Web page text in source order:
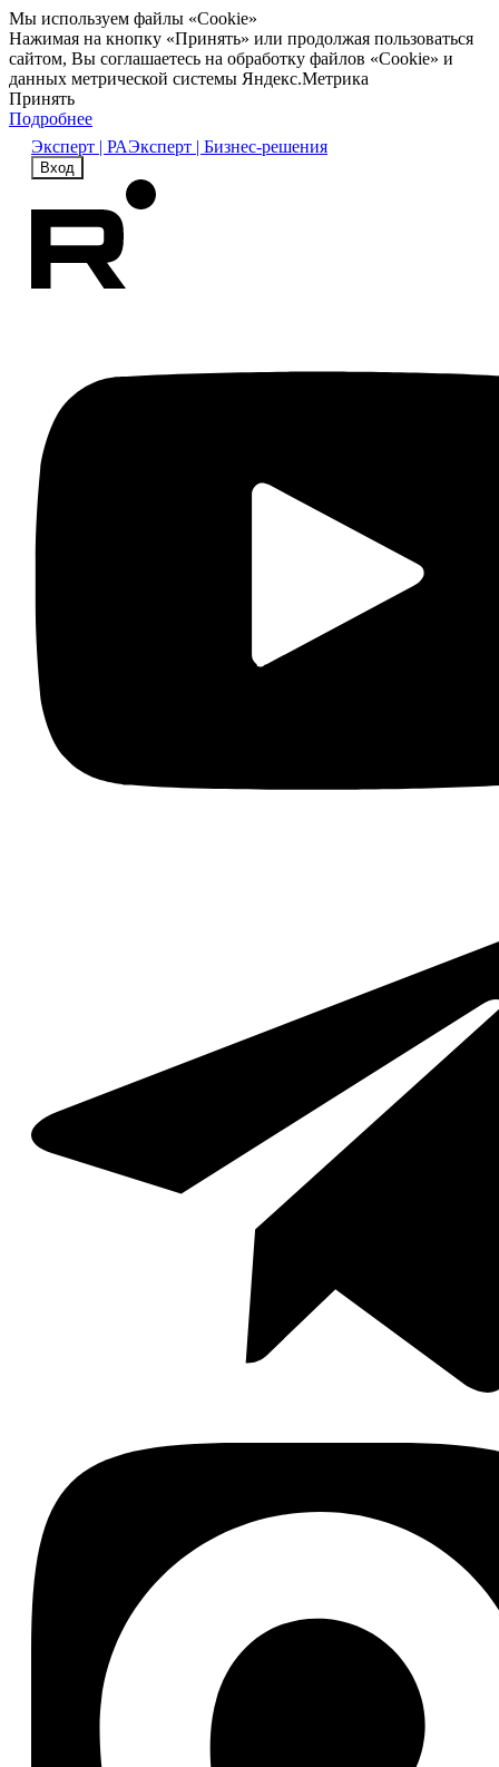
Мы используем файлы «Cookie»
Нажимая на кнопку «Принять» или продолжая пользоваться
сайтом, Вы соглашаетесь на обработку файлов «Cookie» и
данных метрической системы Яндекс.Метрика
Принять
Подробнее
Эксперт | РАЭксперт | Бизнес-решения
Вход